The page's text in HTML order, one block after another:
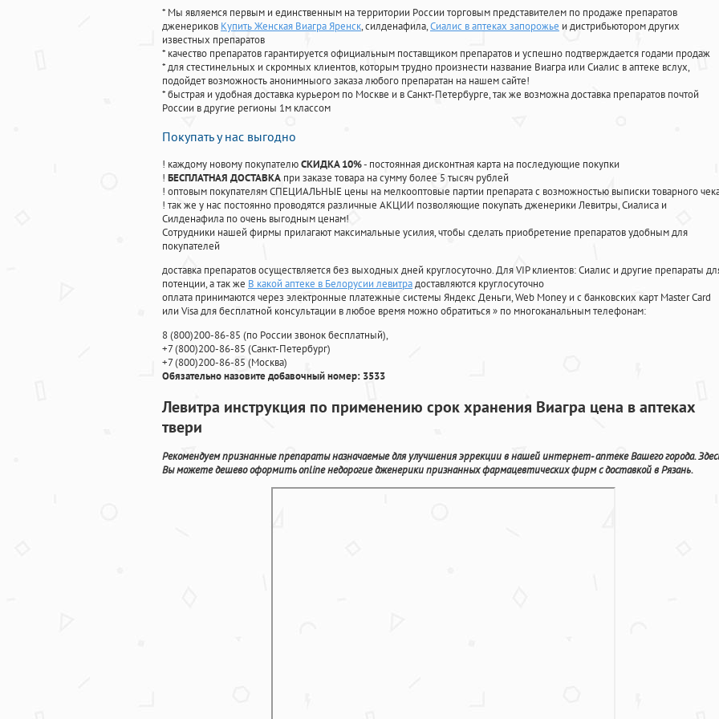
* Мы являемся первым и единственным на территории России торговым представителем по продаже препаратов
дженериков Купить Женская Виагра Яренск, силденафила,Сиалис в аптеках запорожье и дистрибьютором других
известных препаратов
* качество препаратов гарантируется официальным поставщиком препаратов и успешно подтверждается годами продаж
* для стестинельных и скромных клиентов, которым трудно произнести название Виагра или Сиалис в аптеке вслух,
подойдет возможность анонимныого заказа любого препаратан на нашем сайте!
* быстрая и удобная доставка курьером по Москве и в Санкт-Петербурге, так же возможна доставка препаратов почтой
России в другие регионы 1м классом
Покупать у нас выгодно
! каждому новому покупателюСКИДКА 10%- постоянная дисконтная карта на последующие покупки
! БЕСПЛАТНАЯ ДОСТАВКА при заказе товара на сумму более 5 тысяч рублей
! оптовым покупателям СПЕЦИАЛЬНЫЕ цены на мелкооптовые партии препарата с возможностью выписки товарного
! так же у нас постоянно проводятся различные АКЦИИ позволяющие покупать дженерики Левитры, Сиалиса и
Силденафила по очень выгодным ценам!
Cотрудники нашей фирмы прилагают максимальные усилия, чтобы сделать приобретение препаратов удобным для
покупателей
доставка препаратов осуществляется без выходных дней круглосуточно. Для VIP клиентов: Сиалис и другие препараты
потенции, а так же В какой аптеке в Белорусии левитрадоставляются круглосуточно
оплата принимаются через электронные платежные системы Яндекс Деньги, Web Money и с банковских карт Master Card
или Visa для бесплатной консультации в любое время можно обратиться» по многоканальным телефонам:
8(800)200-86-85 (по России звонок бесплатный),
+7(800)200-86-85 (Санкт-Петербург)
+7(800)200-86-85 (Москва)
Обязательно назовите добавочный номер: 3533
Левитра инструкция по применению срок хранения Виагра цена в аптеках
твери
Рекомендуем признанные препараты назначаемые для улучшения эррекции в нашей интернет- аптеке Вашего города.
Вы можете дешево оформить online недорогие дженерики признанных фармацевтических фирм с доставкой в Рязань.